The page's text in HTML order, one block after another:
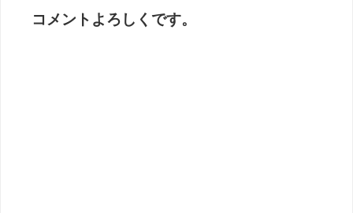
コメントよろしくです。